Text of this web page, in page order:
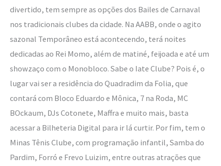
divertido, tem sempre as opções dos Bailes de Carnaval
nos tradicionais clubes da cidade. Na AABB, onde o agito
sazonal Temporâneo está acontecendo, terá noites
dedicadas ao Rei Momo, além de matiné, feijoada e até um
showzaço com o Monobloco. Sabe o Iate Clube? Pois é, o
lugar vai ser a residência do Quadradim da Folia, que
contará com Bloco Eduardo e Mônica, 7 na Roda, MC
BOckaum, DJs Cotonete, Maffra e muito mais, basta
acessar a Bilheteria Digital para ir lá curtir. Por fim, tem o
Minas Tênis Clube, com programação infantil, Samba do
Pardim, Forró e Frevo Luizim, entre outras atrações que